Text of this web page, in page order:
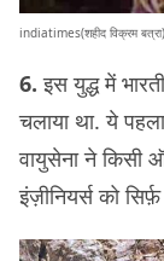
indiatimes(शहीद विक्रम बत्रा)
6. इस युद्ध में
चलाया था. ये
वायुसेना ने किसी
इंज़ीनियर्स को